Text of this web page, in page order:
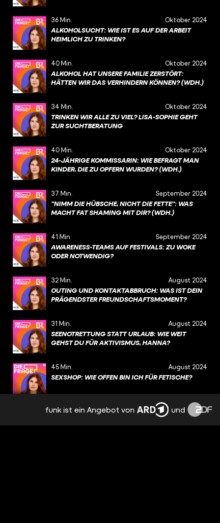
36 Min. Oktober 2024
ALKOHOLSUCHT: WIE IST ES AUF DER ARBEIT
HEIMLICH ZU TRINKEN?
40 Min. Oktober 2024
ALKOHOL HAT UNSERE FAMILIE ZERSTÖRT:
HÄTTEN WIR DAS VERHINDERN KÖNNEN? (WDH.)
34 Min. Oktober 2024
TRINKEN WIR ALLE ZU VIEL? LISA-SOPHIE GEHT
ZUR SUCHTBERATUNG
40 Min. Oktober 2024
24-JÄHRIGE KOMMISSARIN: WIE BEFRAGT MAN
KINDER, DIE ZU OPFERN WURDEN? (WDH.)
37 Min. September 2024
"NIMM DIE HÜBSCHE, NICHT DIE FETTE": WAS
MACHT FAT SHAMING MIT DIR? (WDH.)
41 Min. September 2024
AWARENESS-TEAMS AUF FESTIVALS: ZU WOKE
ODER NOTWENDIG?
32 Min. August 2024
OUTING UND KONTAKTABBRUCH: WAS IST DEIN
PRÄGENDSTER FREUNDSCHAFTSMOMENT?
31 Min. August 2024
SEENOTRETTUNG STATT URLAUB: WIE WEIT
GEHST DU FÜR AKTIVISMUS, HANNA?
45 Min. August 2024
SEXSHOP: WIE OFFEN BIN ICH FÜR FETISCHE?
43 Min. August 2024
funk ist ein Angebot von und